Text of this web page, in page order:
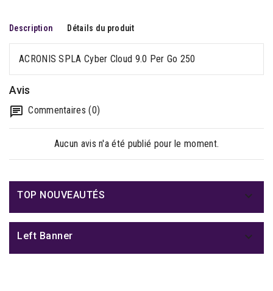
Description Détails du produit
ACRONIS SPLA Cyber Cloud 9.0 Per Go 250
Avis
Commentaires (0)
Aucun avis n'a été publié pour le moment.
TOP NOUVEAUTÉS 
Left Banner 